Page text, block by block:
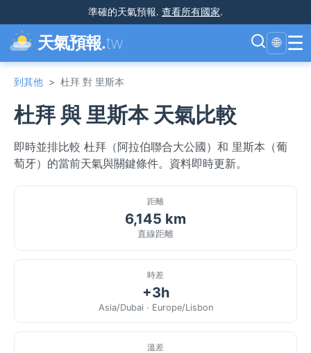
準確的天氣預報. 查看所有國家.
天氣預報.tw 🌐 ☰
到其他 > 杜拜 對 里斯本
杜拜 與 里斯本 天氣比較
即時並排比較 杜拜（阿拉伯聯合大公國）和 里斯本（葡
萄牙）的當前天氣與關鍵條件。資料即時更新。
距離
6,145 km
直線距離
時差
+3h
Asia/Dubai · Europe/Lisbon
溫差